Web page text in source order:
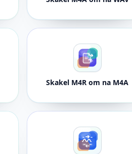
Skakel M4R om na M4A